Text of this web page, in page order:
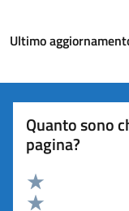
Ultimo
Quanto sono
pagina?
Valuta 5 stelle su 5